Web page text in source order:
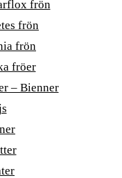
frön
frön
frön
fröer
– Bienner